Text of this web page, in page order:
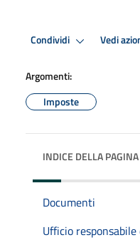
Condividi Vedi
Argomenti:
Imposte
INDICE DELLA PAGINA
Documenti
Ufficio